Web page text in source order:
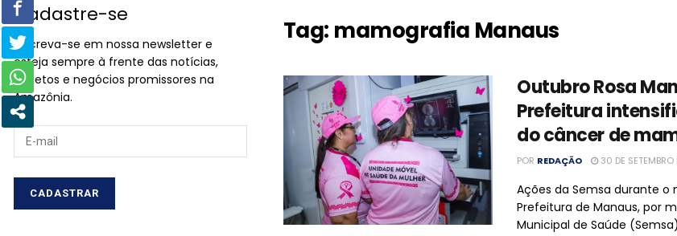
Tag: mamografia Manaus
Outubro Rosa
Prefeitura
do câncer de
POR REDAÇÃO 30 DE
Ações da Semsa durante o
Prefeitura de Manaus, por
Municipal de Saúde
Cadastre-se
Inscreva-se em nossa newsletter e
esteja sempre à frente das notícias,
projetos e negócios promissores na
Amazônia.